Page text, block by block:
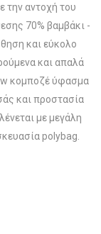
την αντοχή του
70% βαμβάκι -
και εύκολο
και απαλά
κομποζέ ύφασμα
και προστασία
με μεγάλη
polybag.